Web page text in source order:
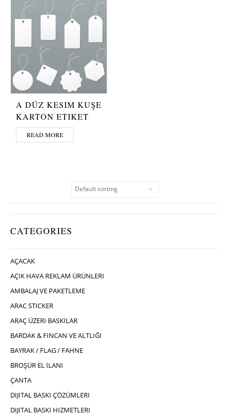
CATEGORIES
AÇACAK
AÇIK HAVA REKLAM ÜRÜNLERI
AMBALAJ VE PAKETLEME
ARAC STICKER
ARAÇ ÜZERI BASKILAR
BARDAK & FINCAN VE ALTLIĞI
BAYRAK / FLAG / FAHNE
BROŞÜR EL İLANI
ÇANTA
DIJITAL BASKI ÇÖZÜMLERI
DIJITAL BASKI HIZMETLERI
A DÜZ KESIM KUŞE
KARTON ETIKET
READ MORE